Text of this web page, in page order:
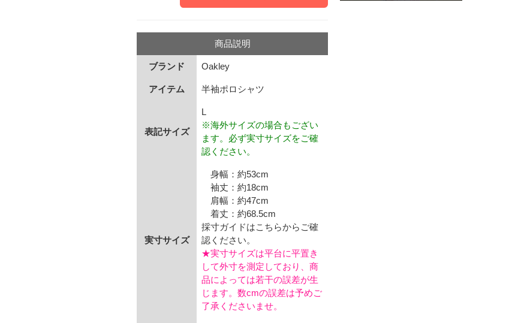
商品説明
ブランド Oakley
アイテム 半袖ポロシャツ
表記サイズ
L
※海外サイズの場合もござい
ます。必ず実寸サイズをご確
認ください。
実寸サイズ
身幅：約53cm
袖丈：約18cm
肩幅：約47cm
着丈：約68.5cm
採寸ガイドはこちらからご確
認ください。
★実寸サイズは平台に平置き
して外寸を測定しており、商
品によっては若干の誤差が生
じます。数cmの誤差は予めご
了承くださいませ。